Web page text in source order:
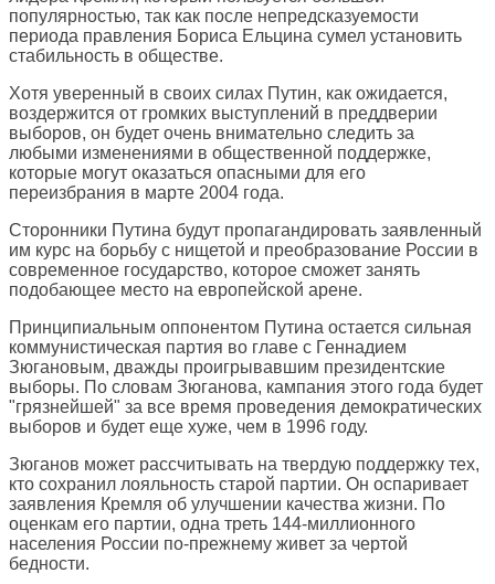
популярностью, так как после непредсказуемости
периода правления Бориса Ельцина сумел установить
стабильность в обществе.
Хотя уверенный в своих силах Путин, как ожидается,
воздержится от громких выступлений в преддверии
выборов, он будет очень внимательно следить за
любыми изменениями в общественной поддержке,
которые могут оказаться опасными для его
переизбрания в марте 2004 года.
Сторонники Путина будут пропагандировать заявленный
им курс на борьбу с нищетой и преобразование России в
современное государство, которое сможет занять
подобающее место на европейской арене.
Принципиальным оппонентом Путина остается сильная
коммунистическая партия во главе с Геннадием
Зюгановым, дважды проигрывавшим президентские
выборы. По словам Зюганова, кампания этого года будет
"грязнейшей" за все время проведения демократических
выборов и будет еще хуже, чем в 1996 году.
Зюганов может рассчитывать на твердую поддержку тех,
кто сохранил лояльность старой партии. Он оспаривает
заявления Кремля об улучшении качества жизни. По
оценкам его партии, одна треть 144-миллионного
населения России по-прежнему живет за чертой
бедности.